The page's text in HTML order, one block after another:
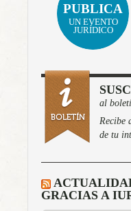
PUBLICA
UN EVENTO
JURÍDICO
al
Recibe
de tu
GRACIAS A